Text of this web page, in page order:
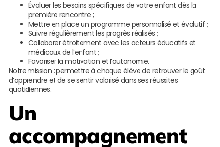
Évaluer les besoins spécifiques de votre enfant dès la
première rencontre ;
Mettre en place un programme personnalisé et évolutif ;
Suivre régulièrement les progrès réalisés ;
Collaborer étroitement avec les acteurs éducatifs et
médicaux de l’enfant ;
Favoriser la motivation et l’autonomie.
Notre mission : permettre à chaque élève de retrouver le goût
d’apprendre et de se sentir valorisé dans ses réussites
quotidiennes.
Un
accompagnement